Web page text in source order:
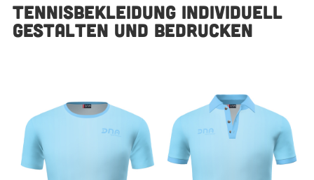
TENNISBEKLEIDUNG INDIVIDUELL
GESTALTEN UND BEDRUCKEN